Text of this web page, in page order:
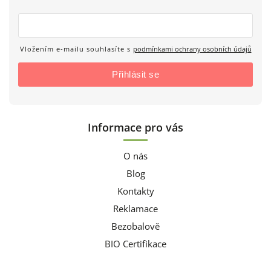
Vložením e-mailu souhlasíte s podmínkami ochrany osobních údajů
Přihlásit se
Informace pro vás
O nás
Blog
Kontakty
Reklamace
Bezobalově
BIO Certifikace